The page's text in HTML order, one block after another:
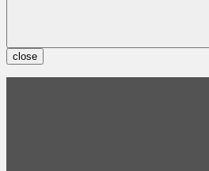
close